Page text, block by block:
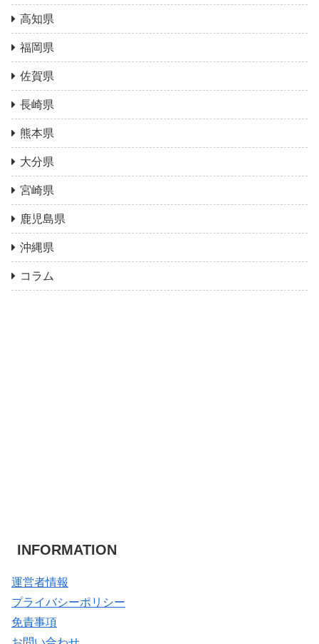
高知県
福岡県
佐賀県
長崎県
熊本県
大分県
宮崎県
鹿児島県
沖縄県
コラム
INFORMATION
運営者情報
プライバシーポリシー
免責事項